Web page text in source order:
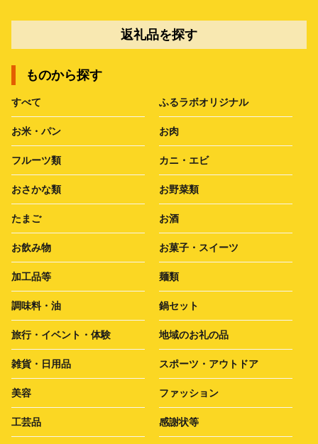
返礼品を探す
ものから探す
すべて ふるラボオリジナル
お米・パン お肉
フルーツ類 カニ・エビ
おさかな類 お野菜類
たまご お酒
お飲み物 お菓子・スイーツ
加工品等 麺類
調味料・油 鍋セット
旅行・イベント・体験 地域のお礼の品
雑貨・日用品 スポーツ・アウトドア
美容 ファッション
工芸品 感謝状等